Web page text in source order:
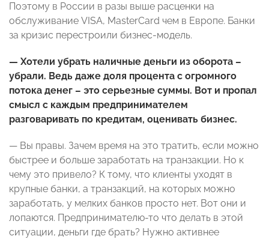
Поэтому в России в разы выше расценки на
обслуживание VISA, MasterCard чем в Европе. Банки
за кризис перестроили бизнес-модель.
— Хотели убрать наличные деньги из оборота –
убрали. Ведь даже доля процента с огромного
потока денег – это серьезные суммы. Вот и пропал
смысл с каждым предпринимателем
разговаривать по кредитам, оценивать бизнес.
— Вы правы. Зачем время на это тратить, если можно
быстрее и больше заработать на транзакции. Но к
чему это привело? К тому, что клиенты уходят в
крупные банки, а транзакций, на которых можно
заработать, у мелких банков просто нет. Вот они и
лопаются. Предпринимателю-то что делать в этой
ситуации, деньги где брать? Нужно активнее